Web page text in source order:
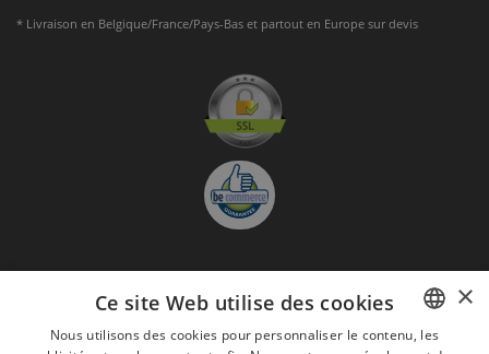
* Livraison en Belgique/France/Pays-Bas et partout en Europe sur devis
S'abonner à la Newsletter ×
Ce site Web utilise des cookies
Nous utilisons des cookies pour personnaliser le contenu, les